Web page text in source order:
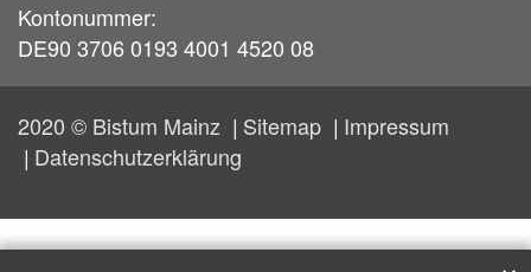
Kontonummer:
DE90 3706 0193 4001 4520 08
2020 © Bistum Mainz Sitemap
Impressum
Datenschutzerklärung